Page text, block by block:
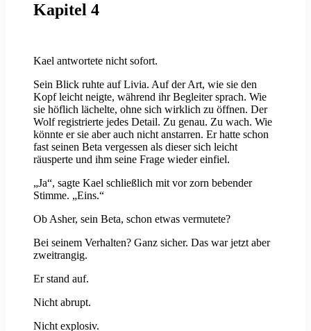
Kapitel 4
Kael antwortete nicht sofort.
Sein Blick ruhte auf Livia. Auf der Art, wie sie den
Kopf leicht neigte, während ihr Begleiter sprach. Wie
sie höflich lächelte, ohne sich wirklich zu öffnen. Der
Wolf registrierte jedes Detail. Zu genau. Zu wach. Wie
könnte er sie aber auch nicht anstarren. Er hatte schon
fast seinen Beta vergessen als dieser sich leicht
räusperte und ihm seine Frage wieder einfiel.
„Ja“, sagte Kael schließlich mit vor zorn bebender
Stimme. „Eins.“
Ob Asher, sein Beta, schon etwas vermutete?
Bei seinem Verhalten? Ganz sicher. Das war jetzt aber
zweitrangig.
Er stand auf.
Nicht abrupt.
Nicht explosiv.